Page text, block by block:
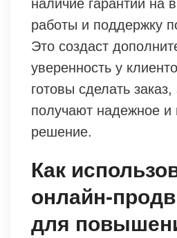
наличие гарантии на
работы и поддержку
Это создаст
уверенность у
готовы сделать заказ,
получают надежное и
решение.
Как
онлайн-
для